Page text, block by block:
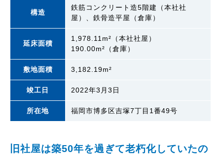
構造
鉄筋コンクリート造5階建（本社社
屋）、鉄骨造平屋（倉庫）
延床面積
1,978.11m²（本社社屋）
190.00m²（倉庫）
敷地面積 3,182.19m²
竣工日 2022年3月3日
所在地 福岡市博多区吉塚7丁目1番49号
旧社屋は築50年を過ぎて老朽化していたの